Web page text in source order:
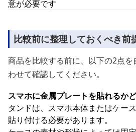
意が必要です
比較前に整理しておくべき前
商品を比較する前に、以下の2点
わせて確認してください。
スマホに金属プレートを貼れるか
タンドは、スマホ本体またはケー
貼り付ける必要があります。